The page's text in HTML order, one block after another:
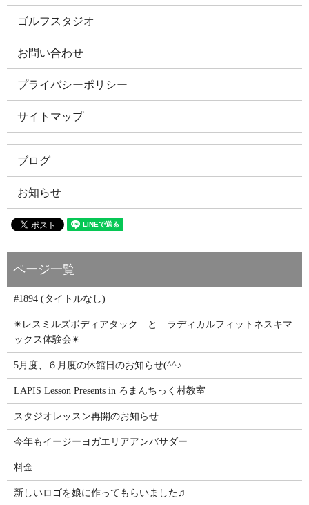
ゴルフスタジオ
お問い合わせ
プライバシーポリシー
サイトマップ
ブログ
お知らせ
#1894 (タイトルなし)
✴レスミルズボディアタック と ラディカルフィットネスキマ
ックス体験会✴
5月度、６月度の休館日のお知らせ(^^♪
LAPIS Lesson Presents in ろまんちっく村教室
スタジオレッスン再開のお知らせ
今年もイージーヨガエリアアンバサダー
料金
新しいロゴを娘に作ってもらいました♫